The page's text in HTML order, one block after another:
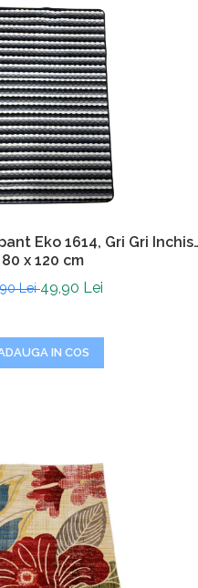
Eko 1614, Gri Gri Inchis,
80 x 120 cm
Lei49,90 Lei
IN COS